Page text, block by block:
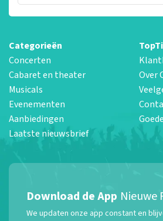
Categorieën
Concerten
Cabaret en theater
Musicals
Evenementen
Aanbiedingen
Laatste nieuwsbrief
Over
Download de App Nieuwe
We updaten onze app constant en